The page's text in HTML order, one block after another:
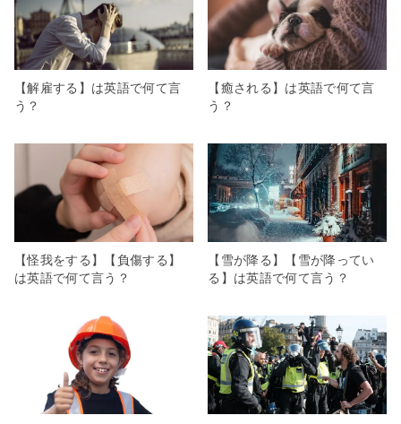
【解雇する】は英語で何て言
う？
【癒される】は英語で何て言
う？
【怪我をする】【負傷する】
は英語で何て言う？
【雪が降る】【雪が降ってい
る】は英語で何て言う？